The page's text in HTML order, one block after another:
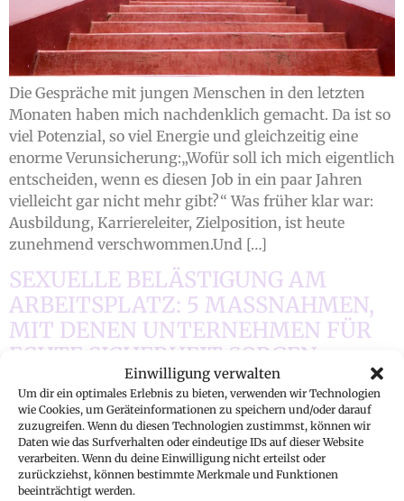
Einwilligung verwalten
Um dir ein optimales Erlebnis zu bieten, verwenden wir Technologien
wie Cookies, um Geräteinformationen zu speichern und/oder darauf
zuzugreifen. Wenn du diesen Technologien zustimmst, können wir
Daten wie das Surfverhalten oder eindeutige IDs auf dieser Website
verarbeiten. Wenn du deine Einwilligung nicht erteilst oder
zurückziehst, können bestimmte Merkmale und Funktionen
beeinträchtigt werden.
Die Gespräche mit jungen Menschen in den letzten
Monaten haben mich nachdenklich gemacht. Da ist so
viel Potenzial, so viel Energie und gleichzeitig eine
enorme Verunsicherung:„Wofür soll ich mich eigentlich
entscheiden, wenn es diesen Job in ein paar Jahren
vielleicht gar nicht mehr gibt?“ Was früher klar war:
Ausbildung, Karriereleiter, Zielposition, ist heute
zunehmend verschwommen.Und […]
SEXUELLE BELÄSTIGUNG AM
ARBEITSPLATZ: 5 MASSNAHMEN, M
IT DENEN UNTERNEHMEN FÜR E
CHTE SICHERHEIT SORGEN K
ÖNNEN